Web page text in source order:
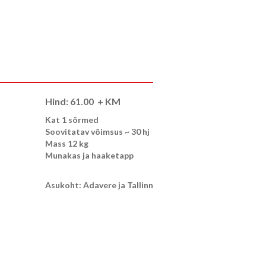
Hind: 61.00 + KM
Kat 1 sõrmed
Soovitatav võimsus ~ 30 hj
Mass 12 kg
Munakas ja haaketapp
Asukoht: Adavere ja Tallinn